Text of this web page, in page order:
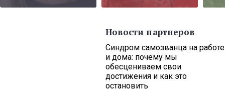
Новости партнеров
Синдром самозванца на работе
и дома: почему мы
обесцениваем свои
достижения и как это
остановить